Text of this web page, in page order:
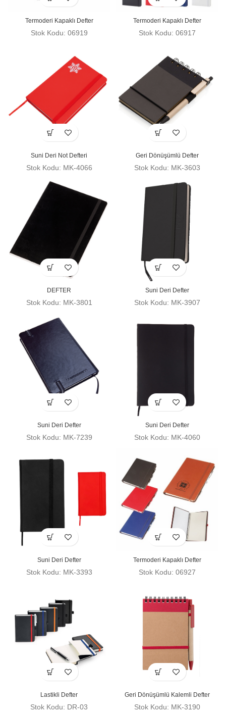
Termoderi Kapaklı Defter
Stok Kodu: 06919
Termoderi Kapaklı Defter
Stok Kodu: 06917
Suni Deri Not Defteri
Stok Kodu: MK-4066
Geri Dönüşümlü Defter
Stok Kodu: MK-3603
DEFTER
Stok Kodu: MK-3801
Suni Deri Defter
Stok Kodu: MK-3907
Suni Deri Defter
Stok Kodu: MK-7239
Suni Deri Defter
Stok Kodu: MK-4060
Suni Deri Defter
Stok Kodu: MK-3393
Termoderi Kapaklı Defter
Stok Kodu: 06927
Lastikli Defter
Stok Kodu: DR-03
Geri Dönüşümlü Kalemli Defter
Stok Kodu: MK-3190